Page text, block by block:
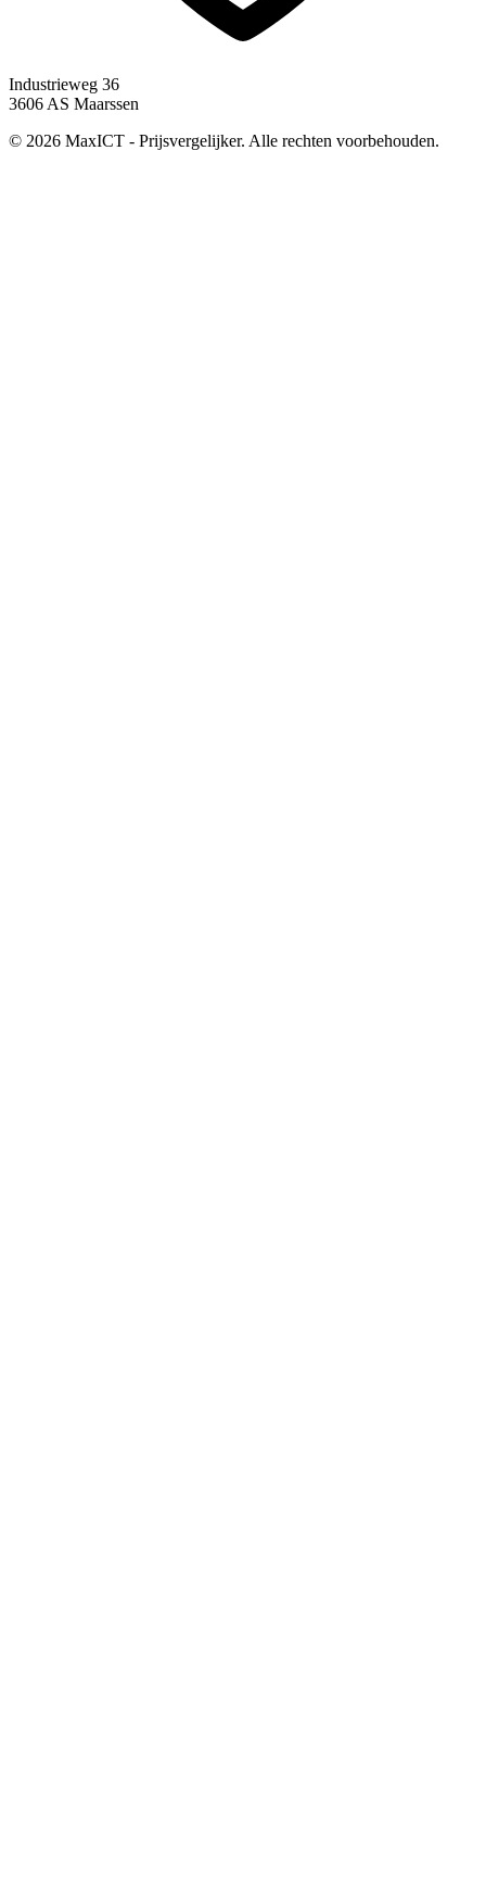
Industrieweg 36
3606 AS Maarssen
© 2026 MaxICT - Prijsvergelijker. Alle rechten voorbehouden.